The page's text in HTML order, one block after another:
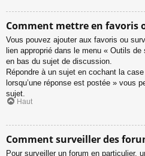
Comment mettre en favoris
Vous pouvez ajouter aux favoris ou
lien approprié dans le menu « Outils
en bas du sujet de discussion.
Répondre à un sujet en cochant la
lorsqu’une réponse est postée » vous
sujet.
Haut
Comment surveiller des
Pour surveiller un forum en particulier,